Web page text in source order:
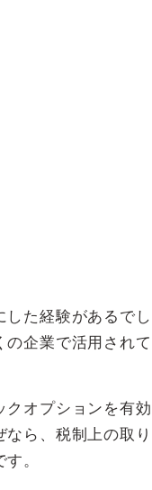
た経験があるでし
の企業で活用されて
クオプションを有効
ら、税制上の取り
。